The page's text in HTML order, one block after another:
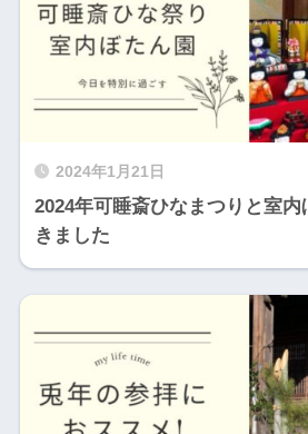
2024年1月21日
2024年可睡斎ひなまつりと室
きました